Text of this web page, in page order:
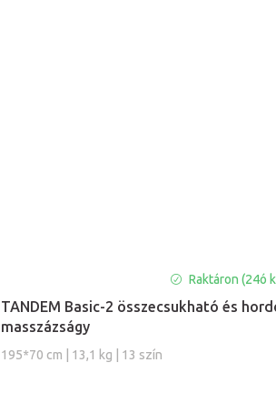
TANDEM Basic-2 összecsukható és
masszázságy
195*70 cm | 13,1 kg | 13 szín
átlagos
értékelése
5-
Raktáron (24ó